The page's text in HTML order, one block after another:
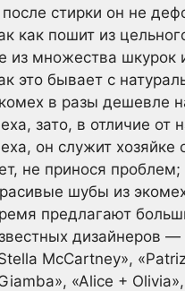
после стирки он не
как пошит из
из множества шкурок
это бывает с
в разы дешевле
зато, в отличие от
он служит хозяйке
не принося проблем;
шубы из
предлагают
дизайнеров —
McCartney»,
«Alice +